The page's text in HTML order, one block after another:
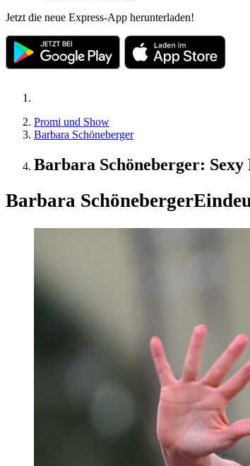
Jetzt die neue Express-App herunterladen!
Promi und Show
Barbara Schöneberger
Barbara Schöneberger:
Barbara Schöneberger